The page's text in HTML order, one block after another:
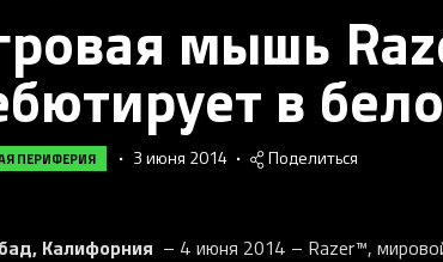
мышь
в
ПЕРИФЕРИЯ • 3 июня 2014 • Поделиться
Калифорния – 4 июня 2014 – Razer™,